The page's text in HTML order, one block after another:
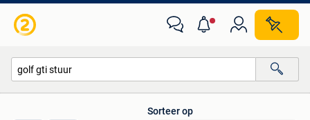
Sorteer op